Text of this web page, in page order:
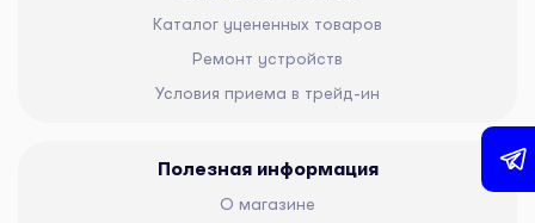
Каталог уцененных товаров
Ремонт устройств
Условия приема в трейд-ин
Полезная информация
О магазине